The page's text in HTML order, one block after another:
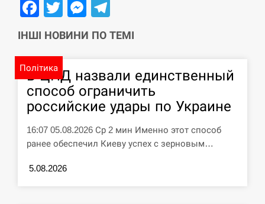
объекты…
СЕРПЕНЬ
12:10
циклоспорозу, захворіли понад 10
тисяч…
СЕРПЕНЬ
11:53
Под огнем “Эпицентр”, ROZETKA и
“Новая почта”: что известно об…
Facebook
TwitterMessenger
ІНШІ НОВИНИ ПО ТЕМІ
Політика
В ЦПД назвали единственный
способ ограничить
российские удары по Украине
16:07 05.08.2026 Ср 2 мин Именно этот способ
ранее обеспечил Киеву успех с зерновым…
5.08.2026